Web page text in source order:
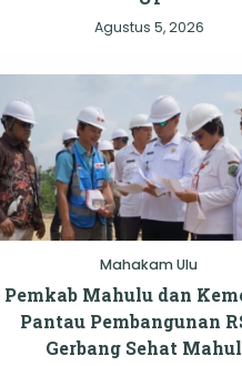
Agustus 5, 2026
Mahakam Ulu
Pemkab Mahulu dan
Pantau Pembangunan
Gerbang Sehat